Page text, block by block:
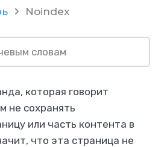
Noindex
которая говорит
не сохранять
или часть контента в
что эта страница не